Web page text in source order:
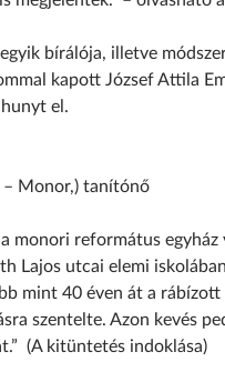
bírálója, illetve
kapott József Attila
el.
– Monor,) tanítónő
a monori református
Lajos utcai elemi
mint 40 éven át a
szentelte. Azon kevés
(A kitüntetés indoklása)